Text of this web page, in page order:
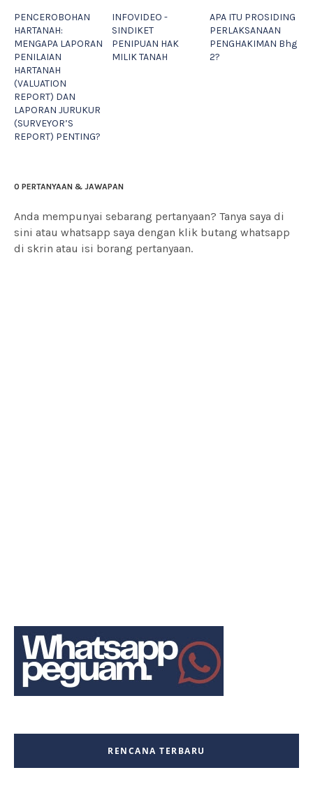
PENCEROBOHAN
HARTANAH:
MENGAPA LAPORAN
PENILAIAN
HARTANAH
(VALUATION
REPORT) DAN
LAPORAN JURUKUR
(SURVEYOR’S
REPORT) PENTING?
INFOVIDEO -
SINDIKET
PENIPUAN HAK
MILIK TANAH
APA ITU PROSIDING
PERLAKSANAAN
PENGHAKIMAN Bhg
2?
0 PERTANYAAN & JAWAPAN
Anda mempunyai sebarang pertanyaan? Tanya saya di
sini atau whatsapp saya dengan klik butang whatsapp
di skrin atau isi borang pertanyaan.
RENCANA TERBARU